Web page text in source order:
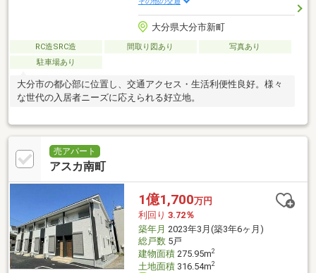
大分県大分市新町
RC造SRC造 間取り図あり
写真あり
駐車場あり
大分市の都心部に位置し、交通アクセス・生活利便性良好。様々
な世代の入居者ニーズに応えられる好立地。
売アパート
アスカ南町
1億1,700万円
利回り 3.72％
築年月 2023年3月(築3年6ヶ月)
総戸数5戸
建物面積275.95m2
土地面積316.54m2